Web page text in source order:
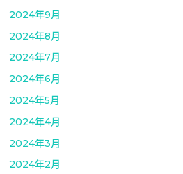
2024年9月
2024年8月
2024年7月
2024年6月
2024年5月
2024年4月
2024年3月
2024年2月